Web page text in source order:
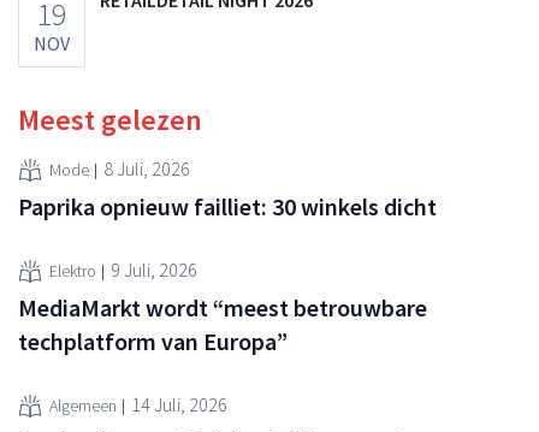
19
NOV
Meest gelezen
Mode 8 Juli, 2026
Paprika opnieuw failliet: 30 winkels dicht
Elektro 9 Juli, 2026
MediaMarkt wordt “meest betrouwbare
techplatform van Europa”
Algemeen 14 Juli, 2026